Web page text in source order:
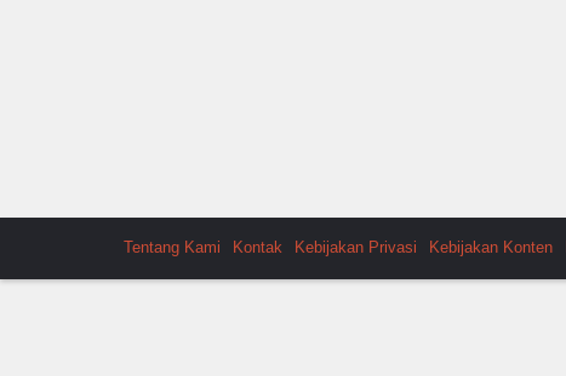
Tentang Kami Kontak Kebijakan Privasi Kebijakan Konten